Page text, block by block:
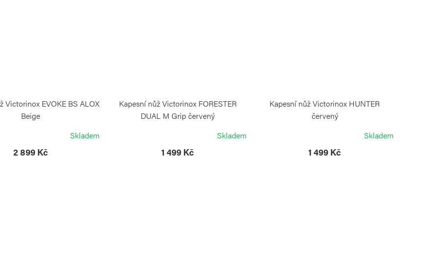
Victorinox EVOKE BS ALOX
Beige
Skladem
2 899 Kč
Kapesní nůž Victorinox FORESTER
DUAL M Grip červený
Skladem
1 499 Kč
Kapesní nůž Victorinox HUNTER
červený
Skladem
1 499 Kč